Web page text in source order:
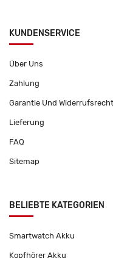
KUNDENSERVICE
Über Uns
Zahlung
Garantie Und Widerrufsrecht
Lieferung
FAQ
Sitemap
BELIEBTE KATEGORIEN
Smartwatch Akku
Kopfhörer Akku